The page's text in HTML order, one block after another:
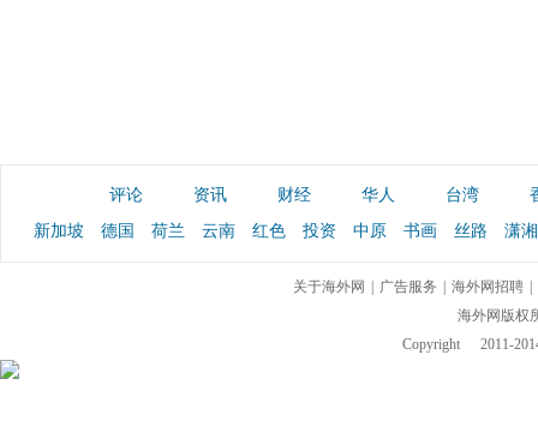
评论 资讯 财经 华人 台湾
新加坡
德国 荷兰 云南 红色 投资 中原 书画 丝路 潇湘
关于海外网 广告服务 海外网招聘
海外网版权
Copyright
2011-